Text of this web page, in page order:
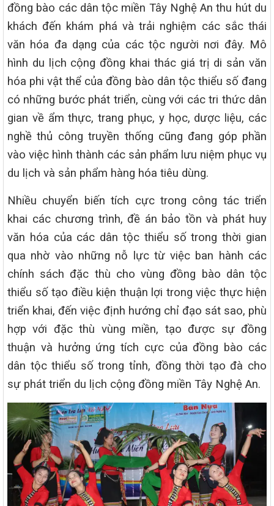
đồng bào các dân tộc miền Tây Nghệ An thu hút du
khách đến khám phá và trải nghiệm các sắc thái
văn hóa đa dạng của các tộc người nơi đây. Mô
hình du lịch cộng đồng khai thác giá trị di sản văn
hóa phi vật thể của đồng bào dân tộc thiểu số đang
có những bước phát triển, cùng với các tri thức dân
gian về ẩm thực, trang phục, y học, dược liệu, các
nghề thủ công truyền thống cũng đang góp phần
vào việc hình thành các sản phẩm lưu niệm phục vụ
du lịch và sản phẩm hàng hóa tiêu dùng.
Nhiều chuyển biến tích cực trong công tác triển
khai các chương trình, đề án bảo tồn và phát huy
văn hóa của các dân tộc thiểu số trong thời gian
qua nhờ vào những nỗ lực từ việc ban hành các
chính sách đặc thù cho vùng đồng bào dân tộc
thiểu số tạo điều kiện thuận lợi trong việc thực hiện
triển khai, đến việc định hướng chỉ đạo sát sao, phù
hợp với đặc thù vùng miền, tạo được sự đồng
thuận và hưởng ứng tích cực của đồng bào các
dân tộc thiểu số trong tỉnh, đồng thời tạo đà cho
sự phát triển du lịch cộng đồng miền Tây Nghệ An.